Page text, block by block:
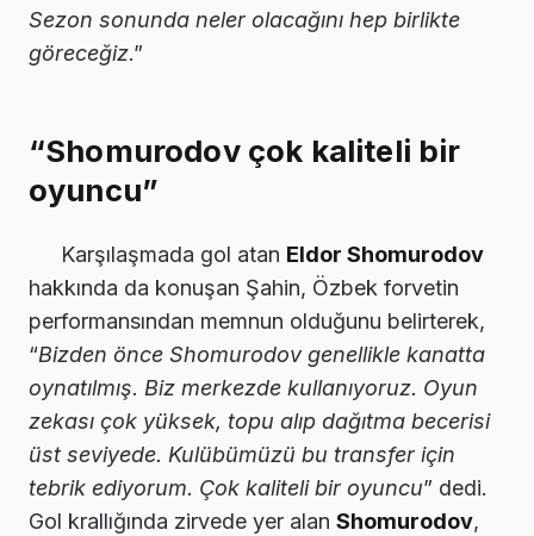
Sezon sonunda neler olacağını hep birlikte
göreceğiz.”
“Shomurodov çok kaliteli bir
oyuncu”
Karşılaşmada gol atan Eldor Shomurodov
hakkında da konuşan Şahin, Özbek forvetin
performansından memnun olduğunu belirterek,
“Bizden önce Shomurodov genellikle kanatta
oynatılmış. Biz merkezde kullanıyoruz. Oyun
zekası çok yüksek, topu alıp dağıtma becerisi
üst seviyede. Kulübümüzü bu transfer için
tebrik ediyorum. Çok kaliteli bir oyuncu” dedi.
Gol krallığında zirvede yer alan Shomurodov,